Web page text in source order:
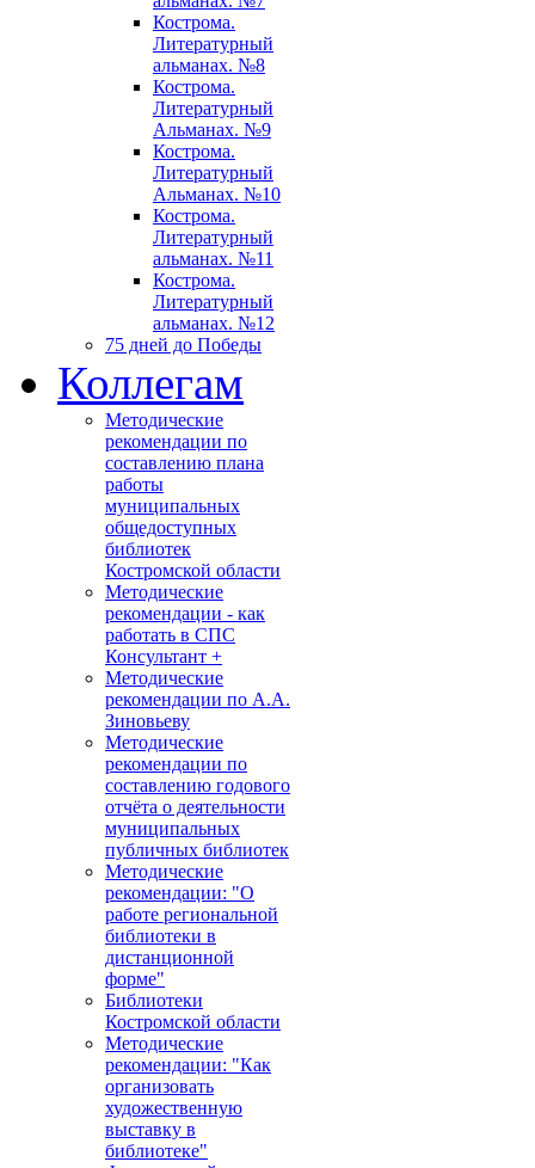
Кострома.
Литературный
альманах. №8
Кострома.
Литературный
Альманах. №9
Кострома.
Литературный
Альманах. №10
Кострома.
Литературный
альманах. №11
Кострома.
Литературный
альманах. №12
75 дней до Победы
Коллегам
Методические
рекомендации по
составлению плана
работы
муниципальных
общедоступных
библиотек
Костромской области
Методические
рекомендации - как
работать в СПС
Консультант +
Методические
рекомендации по А.А.
Зиновьеву
Методические
рекомендации по
составлению годового
отчёта о деятельности
муниципальных
публичных библиотек
Методические
рекомендации: "О
работе региональной
библиотеки в
дистанционной
форме"
Библиотеки
Костромской области
Методические
рекомендации: "Как
организовать
художественную
выставку в
библиотеке"